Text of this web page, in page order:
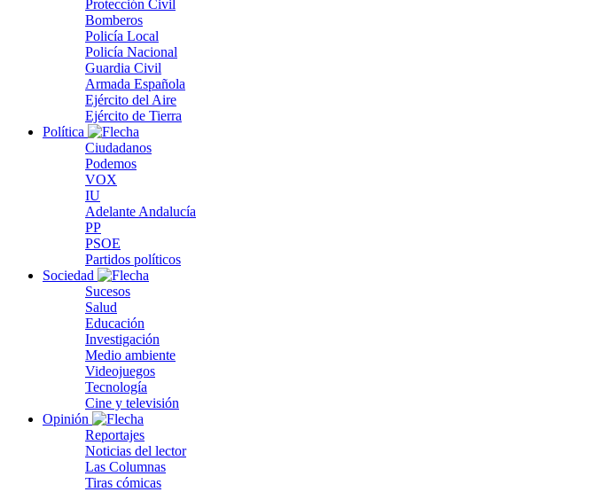
Protección Civil
Bomberos
Policía Local
Policía Nacional
Guardia Civil
Armada Española
Ejército del Aire
Ejército de Tierra
Política
Ciudadanos
Podemos
VOX
IU
Adelante Andalucía
PP
PSOE
Partidos políticos
Sociedad
Sucesos
Salud
Educación
Investigación
Medio ambiente
Videojuegos
Tecnología
Cine y televisión
Opinión
Reportajes
Noticias del lector
Las Columnas
Tiras cómicas